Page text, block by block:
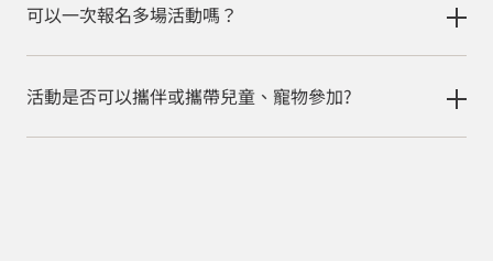
可以一次報名多場活動嗎？
活動是否可以攜伴或攜帶兒童、寵物參加?